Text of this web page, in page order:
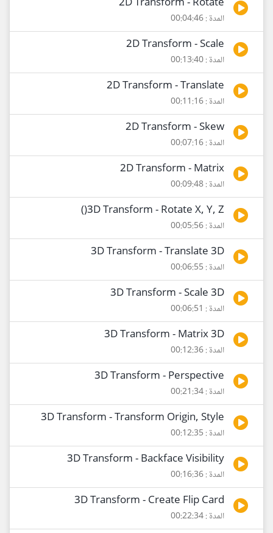
المدة : 00:04:46
2D Transform - Scale
المدة : 00:13:40
2D Transform - Translate
المدة : 00:11:16
2D Transform - Skew
المدة : 00:07:16
2D Transform - Matrix
المدة : 00:09:48
3D Transform - Rotate X, Y, Z()
المدة : 00:05:56
3D Transform - Translate 3D
المدة : 00:06:55
3D Transform - Scale 3D
المدة : 00:06:51
3D Transform - Matrix 3D
المدة : 00:12:36
3D Transform - Perspective
المدة : 00:21:34
3D Transform - Transform Origin, Style
المدة : 00:12:35
3D Transform - Backface Visibility
المدة : 00:16:36
3D Transform - Create Flip Card
المدة : 00:22:34